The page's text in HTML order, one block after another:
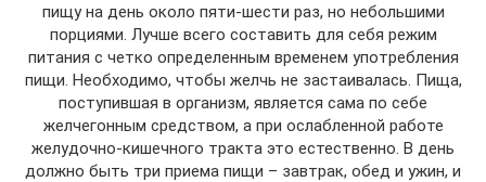
пищу на день около пяти-шести раз, но небольшими
порциями. Лучше всего составить для себя режим
питания с четко определенным временем употребления
пищи. Необходимо, чтобы желчь не застаивалась. Пища,
поступившая в организм, является сама по себе
желчегонным средством, а при ослабленной работе
желудочно-кишечного тракта это естественно. В день
должно быть три приема пищи – завтрак, обед и ужин, и